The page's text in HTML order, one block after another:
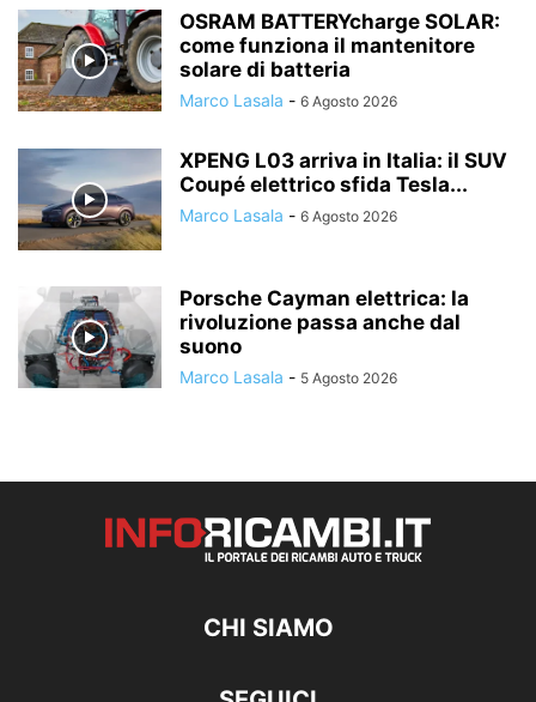
OSRAM BATTERYcharge SOLAR:
come funziona il mantenitore
solare di batteria
Marco Lasala - 6 Agosto 2026
XPENG L03 arriva in Italia: il SUV
Coupé elettrico sfida Tesla...
Marco Lasala - 6 Agosto 2026
Porsche Cayman elettrica: la
rivoluzione passa anche dal
suono
Marco Lasala - 5 Agosto 2026
CHI SIAMO